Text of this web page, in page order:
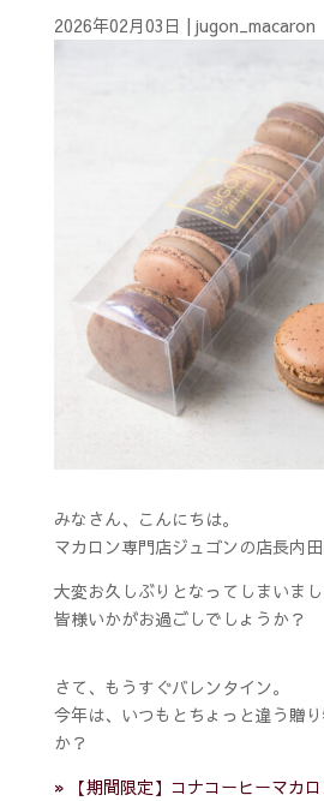
2026年02月03日 | jugon_macaron
みなさん、こんにちは。
マカロン専門店ジュゴンの店長内田
大変お久しぶりとなってしまいまし
皆様いかがお過ごしでしょうか？
さて、もうすぐバレンタイン。
今年は、いつもとちょっと違う贈
か？
» 【期間限定】コナコーヒーマカ